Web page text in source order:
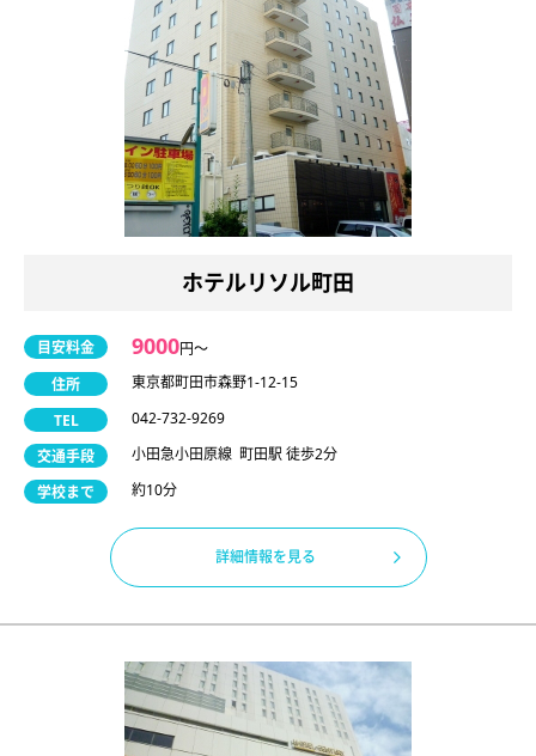
ホテルリソル町田
目安料金 9000円〜
住所
東京都町田市森野1-12-15
TEL
042-732-9269
交通手段
小田急小田原線 町田駅 徒歩2分
学校まで
約10分
詳細情報を見る